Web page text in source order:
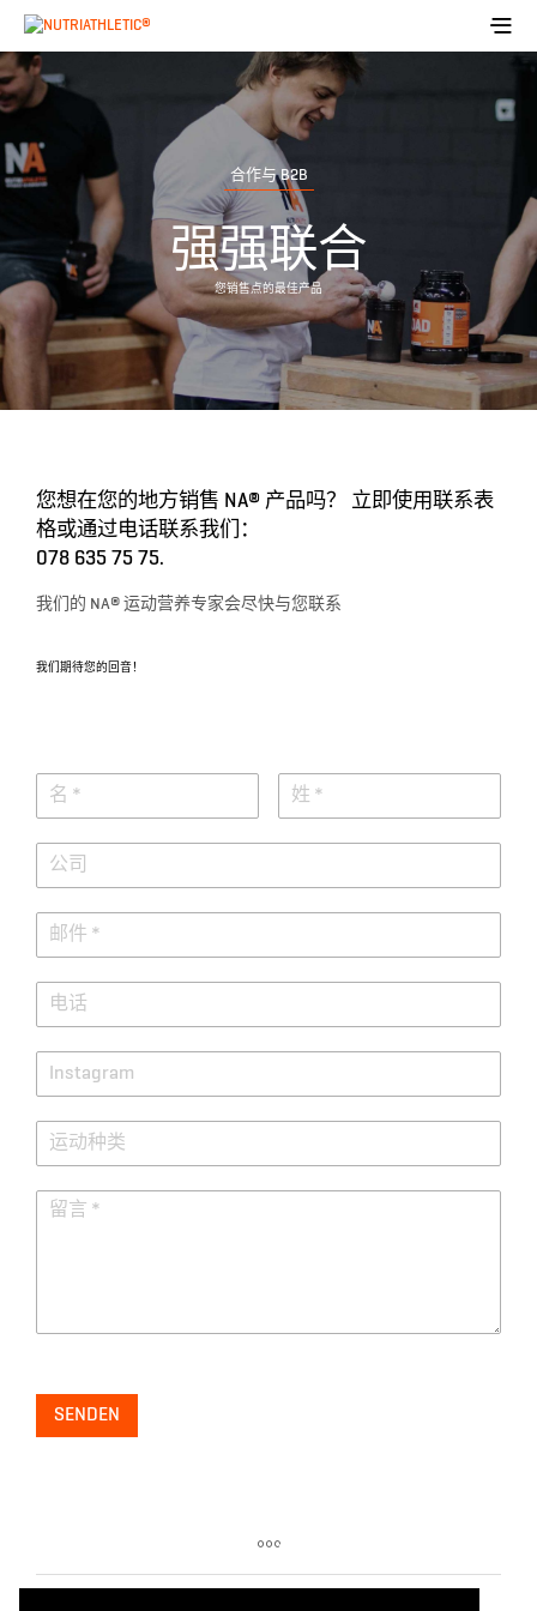
合作与 B2B
强强联合
您销售点的最佳产品
您想在您的地方销售 NA® 产品吗？ 立即使用联系表
格或通过电话联系我们：
078 635 75 75.
我们的 NA® 运动营养专家会尽快与您联系
我们期待您的回音！
SENDEN